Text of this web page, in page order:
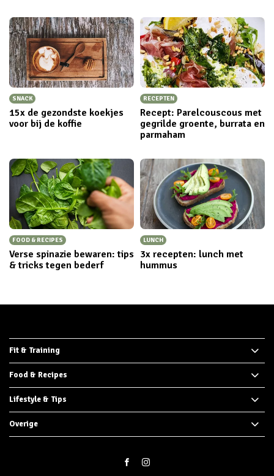
SNACK
15x de gezondste koekjes
voor bij de koffie
RECEPTEN
Recept: Parelcouscous met
gegrilde groente, burrata en
parmaham
FOOD & RECIPES
Verse spinazie bewaren: tips
& tricks tegen bederf
LUNCH
3x recepten: lunch met
hummus
Fit & Training
Food & Recipes
Lifestyle & Tips
Overige